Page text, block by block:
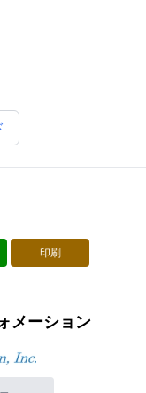
印刷
メーション